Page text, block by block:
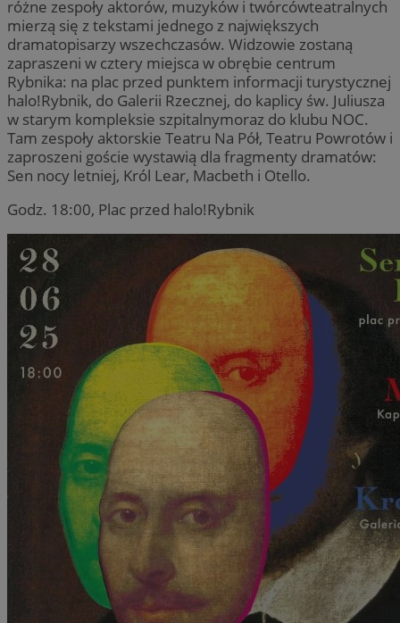
różne zespoły aktorów, muzyków i twórcówteatralnych
mierzą się z tekstami jednego z największych
dramatopisarzy wszechczasów. Widzowie zostaną
zapraszeni w cztery miejsca w obrębie centrum
Rybnika: na plac przed punktem informacji turystycznej
halo!Rybnik, do Galerii Rzecznej, do kaplicy św. Juliusza
w starym kompleksie szpitalnymoraz do klubu NOC.
Tam zespoły aktorskie Teatru Na Pół, Teatru Powrotów i
zaproszeni goście wystawią dla fragmenty dramatów:
Sen nocy letniej, Król Lear, Macbeth i Otello.
Godz. 18:00, Plac przed halo!Rybnik